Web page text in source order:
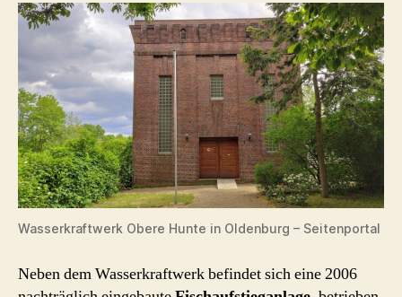
Wasserkraftwerk Obere Hunte in Oldenburg – Seitenportal
Neben dem Wasserkraftwerk befindet sich eine 2006